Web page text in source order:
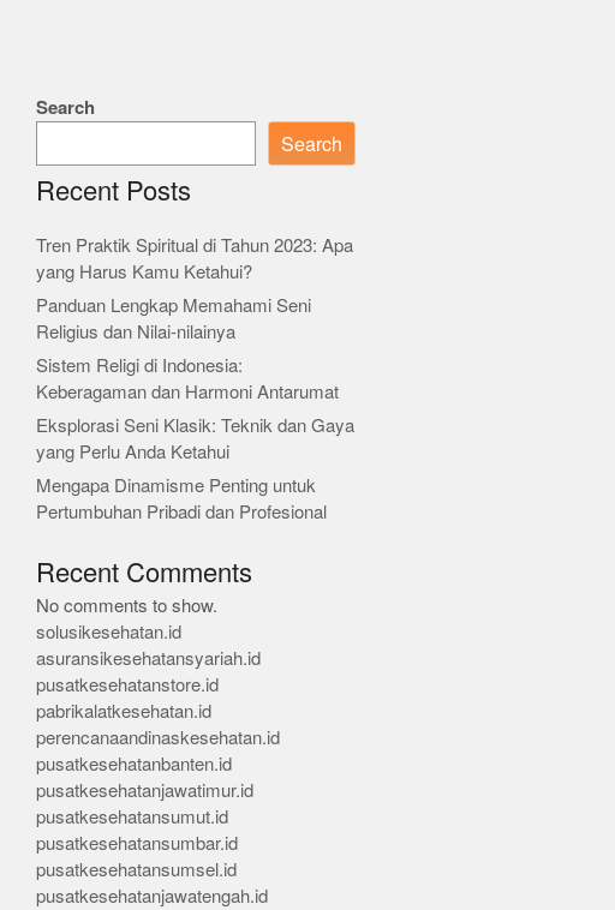
Search
Search
Recent Posts
Tren Praktik Spiritual di Tahun 2023: Apa
yang Harus Kamu Ketahui?
Panduan Lengkap Memahami Seni
Religius dan Nilai-nilainya
Sistem Religi di Indonesia:
Keberagaman dan Harmoni Antarumat
Eksplorasi Seni Klasik: Teknik dan Gaya
yang Perlu Anda Ketahui
Mengapa Dinamisme Penting untuk
Pertumbuhan Pribadi dan Profesional
Recent Comments
No comments to show.
solusikesehatan.id
asuransikesehatansyariah.id
pusatkesehatanstore.id
pabrikalatkesehatan.id
perencanaandinaskesehatan.id
pusatkesehatanbanten.id
pusatkesehatanjawatimur.id
pusatkesehatansumut.id
pusatkesehatansumbar.id
pusatkesehatansumsel.id
pusatkesehatanjawatengah.id